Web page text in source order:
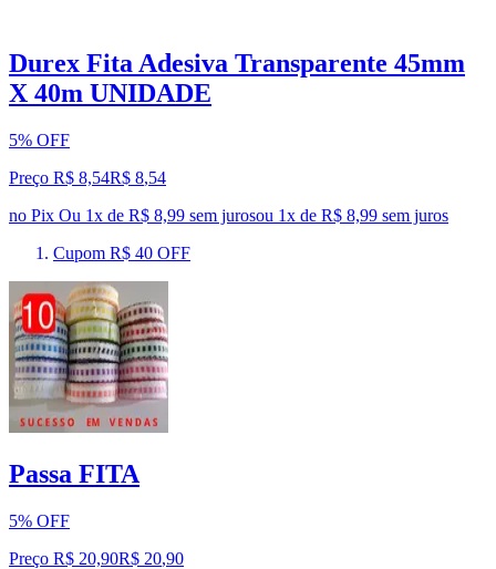
Durex Fita Adesiva Transparente 45mm
X 40m UNIDADE
5% OFF
Preço R$ 8,54R$ 8,54
no Pix Ou 1x de R$ 8,99 sem jurosou 1x de R$ 8,99 sem juros
Cupom R$ 40 OFF
Passa FITA
5% OFF
Preço R$ 20,90R$ 20,90